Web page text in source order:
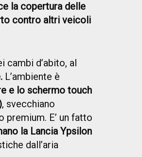
la copertura delle
contro altri veicoli
d’abito, al
L’ambiente è
e lo schermo touch
, svecchiano
E’ un fatto
la Lancia Ypsilon
dall’aria